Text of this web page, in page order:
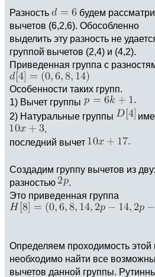
Разность
будем
вычетов (6,2,6). Обособленно
выделить эту разность не
группой вычетов (2,4) и (4,2).
Приведенная группа с
Особенности таких групп.
1) Вычет группы
2) Натуральные группы
.
последний вычет
Создадим группу вычетов из
разностью
.
Это приведенная группа
Определяем проходимость этой
необходимо найти все
вычетов данной группы.